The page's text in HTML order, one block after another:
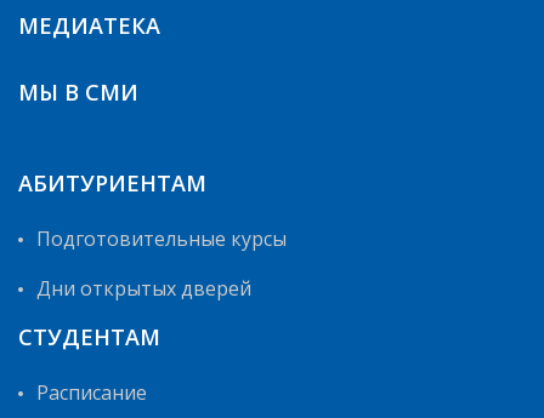
МЕДИАТЕКА
МЫ В СМИ
АБИТУРИЕНТАМ
Подготовительные курсы
Дни открытых дверей
СТУДЕНТАМ
Расписание